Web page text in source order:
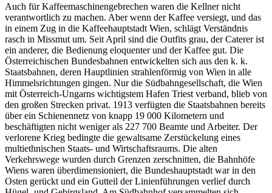
Auch für Kaffeemaschinengebrechen waren die Kellner nicht
verantwortlich zu machen. Aber wenn der Kaffee versiegt, und das
in einem Zug in die Kaffeehauptstadt Wien, schlägt Verständnis
rasch in Missmut um. Seit April sind die Outfits grau, der Caterer ist
ein anderer, die Bedienung eloquenter und der Kaffee gut. Die
Österreichischen Bundesbahnen entwickelten sich aus den k. k.
Staatsbahnen, deren Hauptlinien strahlenförmig von Wien in alle
Himmelsrichtungen gingen. Nur die Südbahngesellschaft, die Wien
mit Österreich-Ungarns wichtigstem Hafen Triest verband, blieb von
den großen Strecken privat. 1913 verfügten die Staatsbahnen bereits
über ein Schienennetz von knapp 19 000 Kilometern und
beschäftigten nicht weniger als 227 700 Beamte und Arbeiter. Der
verlorene Krieg bedingte die gewaltsame Zerstückelung eines
multiethnischen Staats- und Wirtschaftsraums. Die alten
Verkehrswege wurden durch Grenzen zerschnitten, die Bahnhöfe
Wiens waren überdimensioniert, die Bundeshauptstadt war in den
Osten gerückt und ein Gutteil der Linienführungen verlief durch